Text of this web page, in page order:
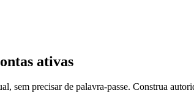
ativas
sem precisar de palavra-passe. Construa